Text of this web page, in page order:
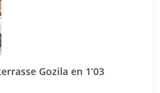
Gozila en 1’03